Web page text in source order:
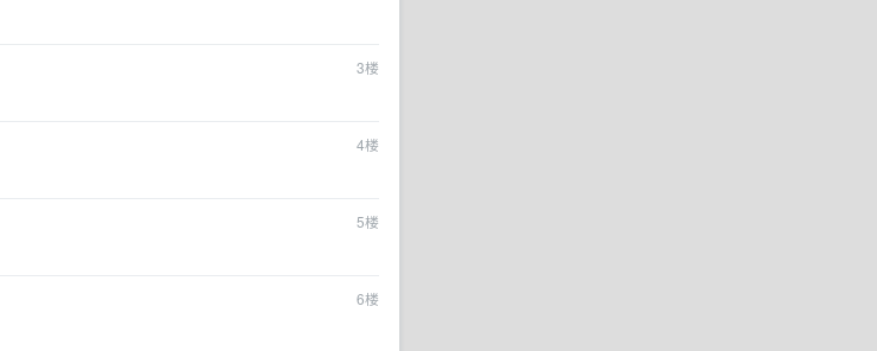
3楼
4楼
5楼
6楼